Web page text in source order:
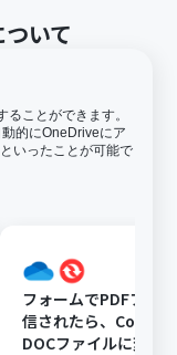
いて
ことができます。
的にOneDriveにア
いったことが可能で
フォームでPDFファ
信されたら、
DOCファイルに変換